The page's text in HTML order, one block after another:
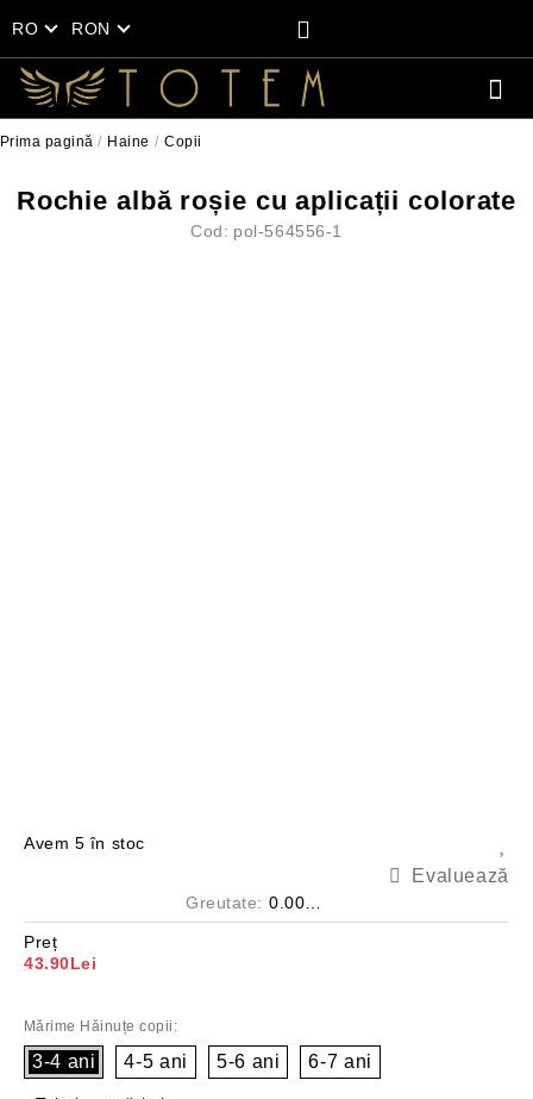
RO RON
Prima pagină Haine Copii
Rochie albă roșie cu aplicații colorate
Cod: pol-564556-1
Avem 5în stoc
Preț
43.90Lei
Greutate:
Evaluează
Mărime Hăinuțe copii:
3-4 ani 4-5 ani 5-6 ani 6-7 ani